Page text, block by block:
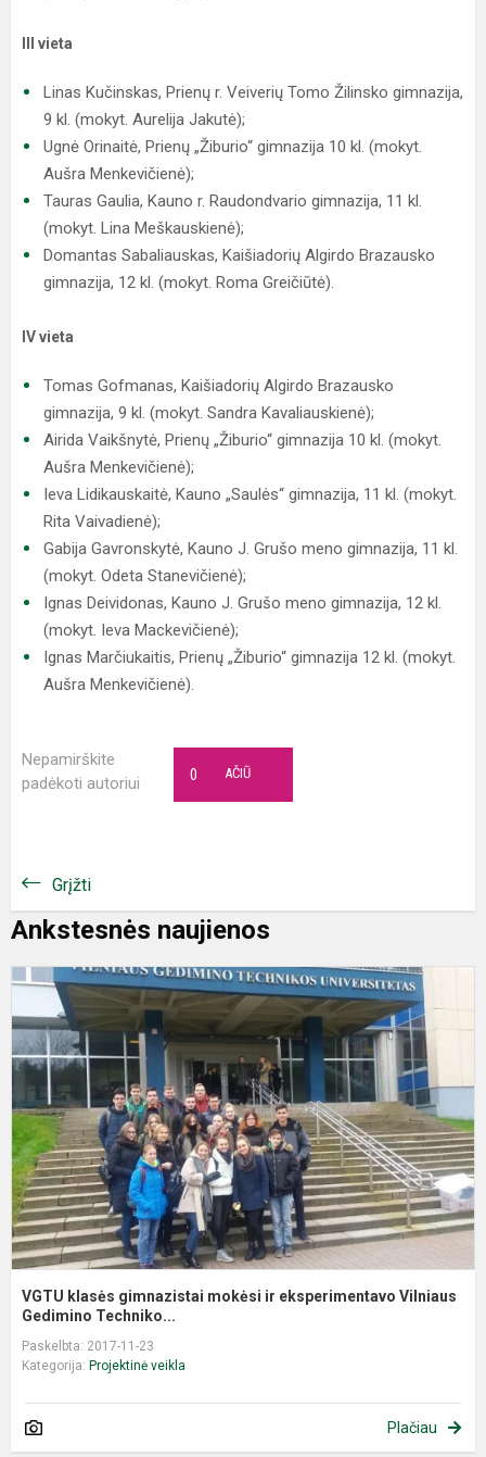
III vieta
Linas Kučinskas, Prienų r. Veiverių Tomo Žilinsko gimnazija,
9 kl. (mokyt. Aurelija Jakutė);
Ugnė Orinaitė, Prienų „Žiburio“ gimnazija 10 kl. (mokyt.
Aušra Menkevičienė);
Tauras Gaulia, Kauno r. Raudondvario gimnazija, 11 kl.
(mokyt. Lina Meškauskienė);
Domantas Sabaliauskas, Kaišiadorių Algirdo Brazausko
gimnazija, 12 kl. (mokyt. Roma Greičiūtė).
IV vieta
Tomas Gofmanas, Kaišiadorių Algirdo Brazausko
gimnazija, 9 kl. (mokyt. Sandra Kavaliauskienė);
Airida Vaikšnytė, Prienų „Žiburio“ gimnazija 10 kl. (mokyt.
Aušra Menkevičienė);
Ieva Lidikauskaitė, Kauno „Saulės“ gimnazija, 11 kl. (mokyt.
Rita Vaivadienė);
Gabija Gavronskytė, Kauno J. Grušo meno gimnazija, 11 kl.
(mokyt. Odeta Stanevičienė);
Ignas Deividonas, Kauno J. Grušo meno gimnazija, 12 kl.
(mokyt. Ieva Mackevičienė);
Ignas Marčiukaitis, Prienų „Žiburio“ gimnazija 12 kl. (mokyt.
Aušra Menkevičienė).
Nepamirškite
padėkoti autoriui
AČIŪ
0
Grįžti
Ankstesnės naujienos
VGTU klasės gimnazistai mokėsi ir eksperimentavo Vilniaus
Gedimino Techniko...
Paskelbta: 2017-11-23
Kategorija: Projektinė veikla
Plačiau